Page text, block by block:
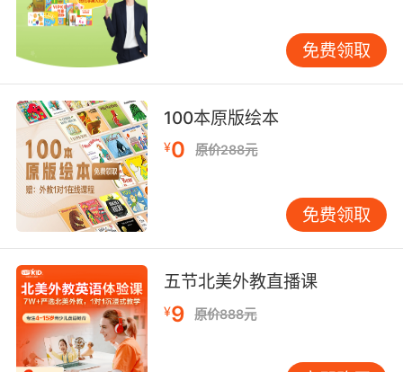
第三：英文原版动画片
很多家长没有时间陪伴孩子学习英语，就可以给
孩子选择英文的原版动画。这些动画片不仅能够
锻炼孩子的英语听力还给孩子提供了一个模仿的
样本。孩子经常会模仿动画片中的一些英文句子
或者单词，家长不断鼓励孩子模仿说动画片中的
孩子在英语口语学习
上面的三种方法吧！
免费领取
100本原版绘本
¥0 原价288元
免费领取
五节北美外教直播课
¥9 原价888元